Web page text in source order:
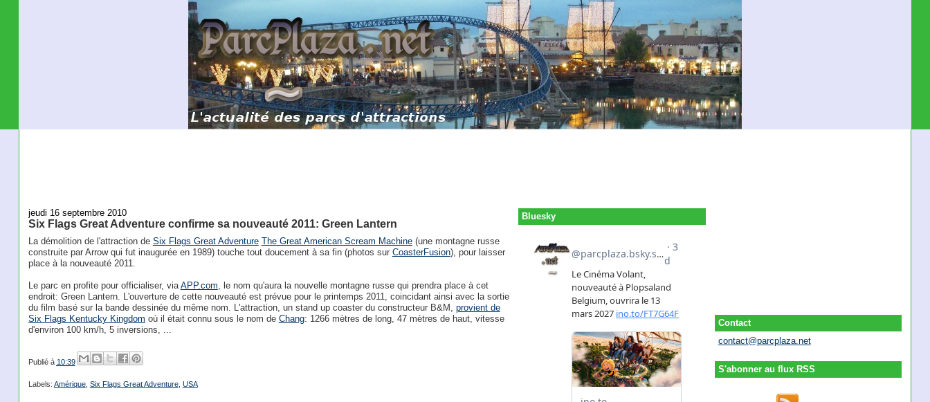
Contact
contact@parcplaza.net
S'abonner au flux RSS
jeudi 16 septembre 2010
Six Flags Great Adventure confirme sa nouveauté 2011: Green Lantern
La démolition de l'attraction de Six Flags Great Adventure The Great American Scream Machine(une montagne russe
construite par Arrow qui fut inaugurée en 1989) touche tout doucement à sa fin (photos sur CoasterFusion), pour laisser
place à la nouveauté 2011.
Le parc en profite pour officialiser, viaAPP.com, le nom qu'aura la nouvelle montagne russe qui prendra place à cet
endroit: Green Lantern. L'ouverture de cette nouveauté est prévue pour le printemps 2011, coincidant ainsi avec la sortie
du film basé sur la bande dessinée du même nom. L'attraction, un stand up coaster du constructeur B&M, provient de
Six Flags Kentucky Kingdom où il était connu sous le nom de Chang: 1266 mètres de long, 47 mètres de haut, vitesse
d'environ 100 km/h, 5 inversions, ...
Publié à 10:39
Labels: Amérique, Six Flags Great Adventure, USA
Bluesky